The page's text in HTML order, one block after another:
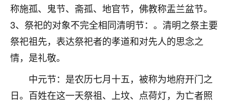
称施孤、鬼节、斋孤、地官节，佛教称盂兰盆节。
3、祭祀的对象不完全相同清明节：。清明之祭主要
祭祀祖先，表达祭祀者的孝道和对先人的思念之
情，是礼敬。
中元节：是农历七月十五，被称为地府开门之
日。百姓在这一天祭祖、上坟、点荷灯，为亡者照
老师做不做超度法事？我想给我奶奶做超度，她今年
刚去世了。
七零老顽童：我母亲前年离世，刚开始我经常
做梦梦见她，后来也是朋友介绍，找到慧来老
师，安排了超度法事，做梦再也没有梦到过
了，一开始是半信半疑的，图个心安，给亡母
超度，现在看来，人不信也不行。